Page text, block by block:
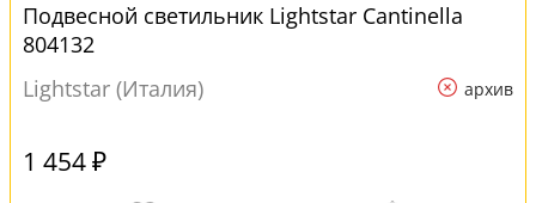
Подвесной светильник Lightstar Cantinella
804132
Lightstar (Италия)
архив
1 454 ₽